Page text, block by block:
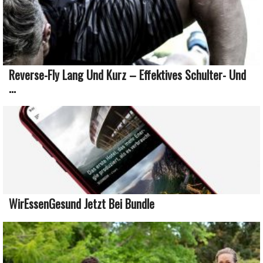
Reverse-Fly Lang Und Kurz – Effektives Schulter- Und
...
WirEssenGesund Jetzt Bei Bundle